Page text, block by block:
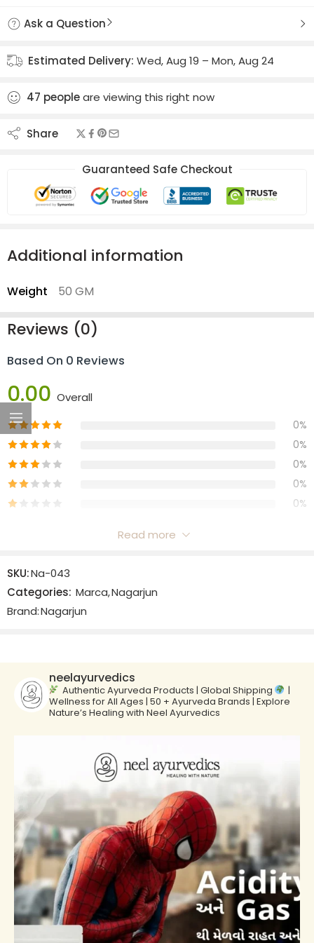
Ask a Question
Estimated Delivery: Wed, Aug 19 – Mon, Aug 24
47 peopleare viewing this right now
Share
Guaranteed Safe Checkout
Additional information
Weight 50 GM
Reviews (0)
Based On 0 Reviews
0.00 Overall
0%
0%
0%
0%
0%
There are no reviews yet.
Read more
SKU:Na-043
Categories: Marca,Nagarjun
Brand:Nagarjun
neelayurvedics
Authentic Ayurveda Products | Global Shipping
|
Wellness for All Ages | 50 + Ayurveda Brands | Explore
Nature’s Healing with Neel Ayurvedics